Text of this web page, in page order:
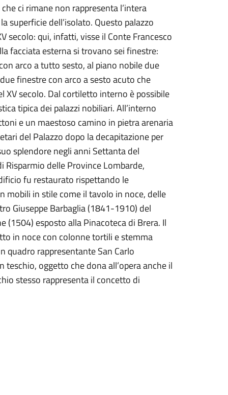
ci rimane non rappresenta l’intera
superficie dell’isolato. Questo palazzo
secolo: qui, infatti, visse il Conte Francesco
facciata esterna si trovano sei finestre:
arco a tutto sesto, al piano nobile due
finestre con arco a sesto acuto che
XV secolo. Dal cortiletto interno è possibile
tipica dei palazzi nobiliari. All’interno
e un maestoso camino in pietra arenaria
del Palazzo dopo la decapitazione per
splendore negli anni Settanta del
Risparmio delle Province Lombarde,
fu restaurato rispettando le
mobili in stile come il tavolo in noce, delle
Giuseppe Barbaglia (1841-1910) del
(1504) esposto alla Pinacoteca di Brera. Il
in noce con colonne tortili e stemma
rappresentante San Carlo
oggetto che dona all’opera anche il
stesso rappresenta il concetto di